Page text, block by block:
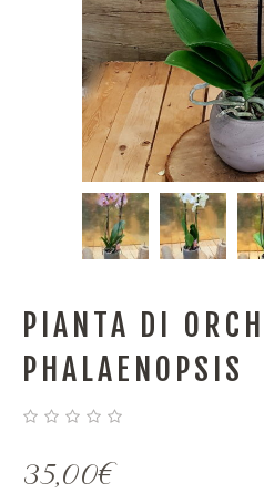
PIANTA DI
PHALAENOPSIS
35,00€